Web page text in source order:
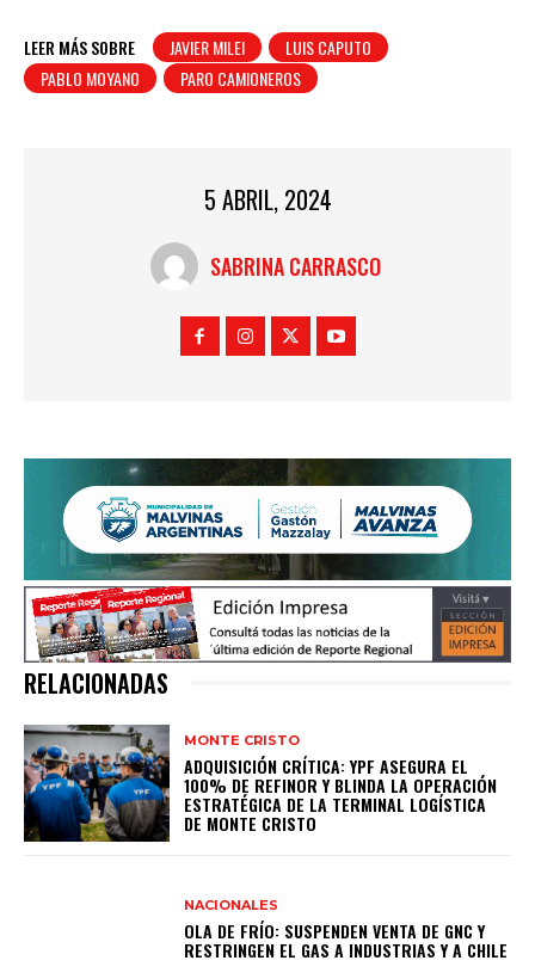
LEER MÁS SOBRE JAVIER MILEI
LUIS CAPUTO
PABLO MOYANO
PARO CAMIONEROS
5 ABRIL, 2024
SABRINA CARRASCO
RELACIONADAS
MONTE CRISTO
ADQUISICIÓN CRÍTICA: YPF ASEGURA EL
100% DE REFINOR Y BLINDA LA OPERACIÓN
ESTRATÉGICA DE LA TERMINAL LOGÍSTICA
DE MONTE CRISTO
NACIONALES
OLA DE FRÍO: SUSPENDEN VENTA DE GNC Y
RESTRINGEN EL GAS A INDUSTRIAS Y A CHILE